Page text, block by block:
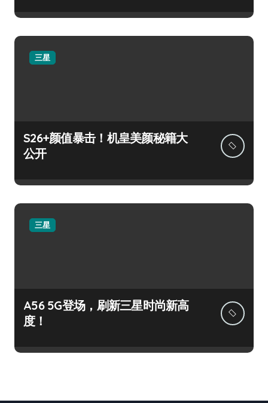
三星
S26+颜值暴击！机皇美颜秘籍大
公开
三星
A56 5G登场，刷新三星时尚新高
度！